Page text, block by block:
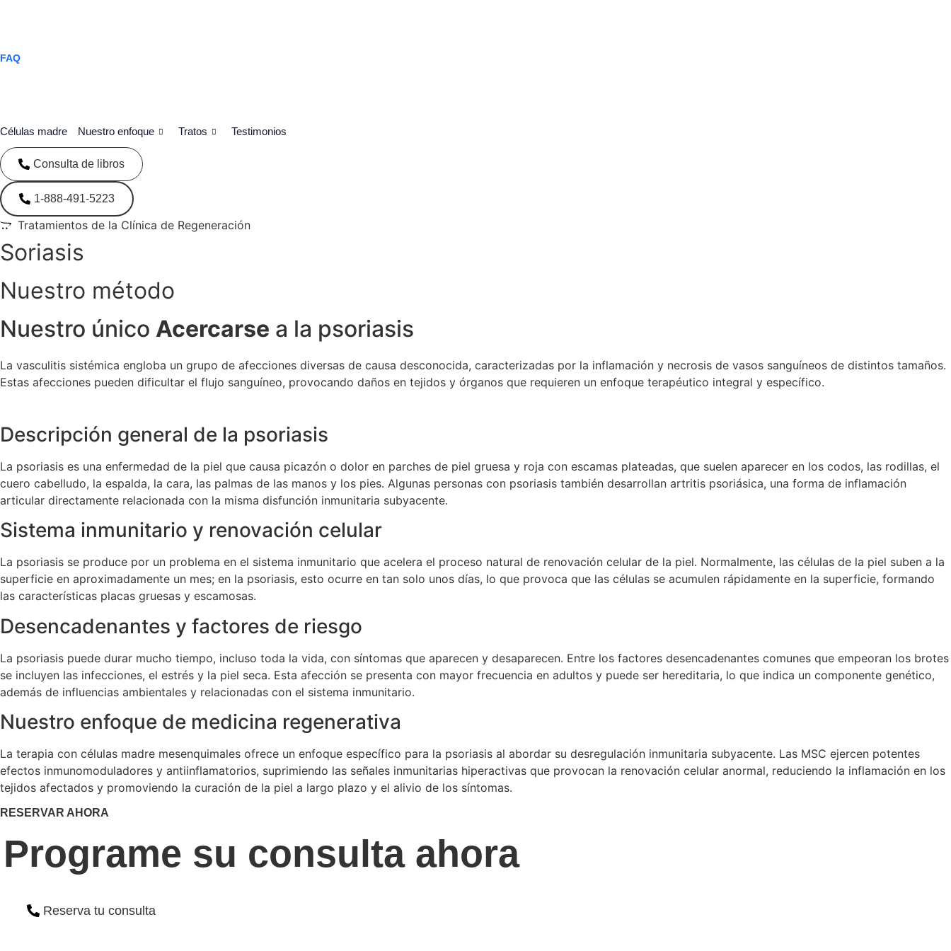
FAQ
Células madre Nuestro enfoque Tratos Testimonios
Consulta de libros
1-888-491-5223
Tratamientos de la Clínica de Regeneración
Soriasis
Nuestro método
Nuestro único Acercarse a la psoriasis
La vasculitis sistémica engloba un grupo de afecciones diversas de causa desconocida, caracterizadas por la inflamación y necrosis de vasos sanguíneos de distintos tamaños.
Estas afecciones pueden dificultar el flujo sanguíneo, provocando daños en tejidos y órganos que requieren un enfoque terapéutico integral y específico.
Descripción general de la psoriasis
La psoriasis es una enfermedad de la piel que causa picazón o dolor en parches de piel gruesa y roja con escamas plateadas, que suelen aparecer en los codos, las rodillas, el
cuero cabelludo, la espalda, la cara, las palmas de las manos y los pies. Algunas personas con psoriasis también desarrollan artritis psoriásica, una forma de inflamación
articular directamente relacionada con la misma disfunción inmunitaria subyacente.
Sistema inmunitario y renovación celular
La psoriasis se produce por un problema en el sistema inmunitario que acelera el proceso natural de renovación celular de la piel. Normalmente, las células de la piel suben a la
superficie en aproximadamente un mes; en la psoriasis, esto ocurre en tan solo unos días, lo que provoca que las células se acumulen rápidamente en la superficie, formando
las características placas gruesas y escamosas.
Desencadenantes y factores de riesgo
La psoriasis puede durar mucho tiempo, incluso toda la vida, con síntomas que aparecen y desaparecen. Entre los factores desencadenantes comunes que empeoran los brotes
se incluyen las infecciones, el estrés y la piel seca. Esta afección se presenta con mayor frecuencia en adultos y puede ser hereditaria, lo que indica un componente genético,
además de influencias ambientales y relacionadas con el sistema inmunitario.
Nuestro enfoque de medicina regenerativa
La terapia con células madre mesenquimales ofrece un enfoque específico para la psoriasis al abordar su desregulación inmunitaria subyacente. Las MSC ejercen potentes
efectos inmunomoduladores y antiinflamatorios, suprimiendo las señales inmunitarias hiperactivas que provocan la renovación celular anormal, reduciendo la inflamación en los
tejidos afectados y promoviendo la curación de la piel a largo plazo y el alivio de los síntomas.
RESERVAR AHORA
Programe su consulta ahora
Reserva tu consulta